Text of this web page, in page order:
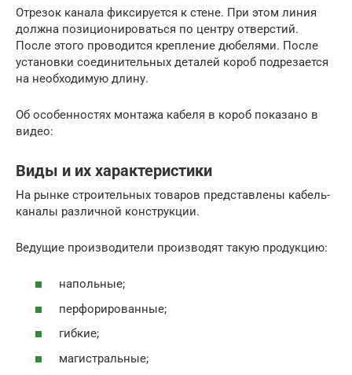
Отрезок канала фиксируется к стене. При этом линия
должна позиционироваться по центру отверстий.
После этого проводится крепление дюбелями. После
установки соединительных деталей короб подрезается
на необходимую длину.
Об особенностях монтажа кабеля в короб показано в
видео:
Виды и их характеристики
На рынке строительных товаров представлены кабель-
каналы различной конструкции.
Ведущие производители производят такую продукцию:
напольные;
перфорированные;
гибкие;
магистральные;